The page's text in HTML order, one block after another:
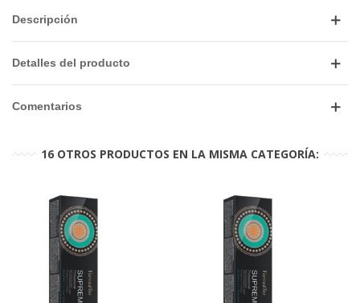
Descripción
Detalles del producto
Comentarios
16 OTROS PRODUCTOS EN LA MISMA CATEGORÍA: